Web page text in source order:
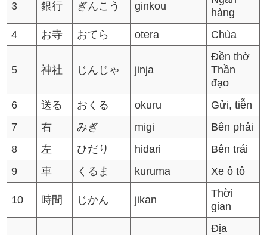
3 銀行 ぎんこう ginkou
hàng
4
お寺 おてら otera Chùa
5 神社 じんじゃ jinja
Đền thờ
Thần
đạo
6
送る おくる okuru
Gửi, tiễn
7
右 みぎ migi
Bên phải
8
左 ひだり hidari
Bên trái
9
車 くるま kuruma Xe ô tô
10 時間 じかん jikan
Thời
gian
Địa